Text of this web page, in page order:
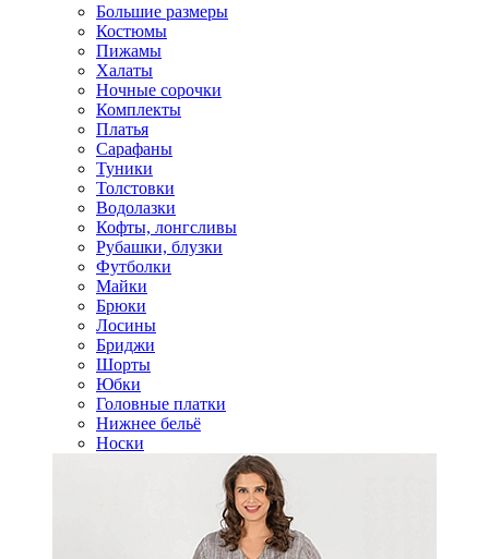
Большие размеры
Костюмы
Пижамы
Халаты
Ночные сорочки
Комплекты
Платья
Сарафаны
Туники
Толстовки
Водолазки
Кофты, лонгсливы
Рубашки, блузки
Футболки
Майки
Брюки
Лосины
Бриджи
Шорты
Юбки
Головные платки
Нижнее бельё
Носки